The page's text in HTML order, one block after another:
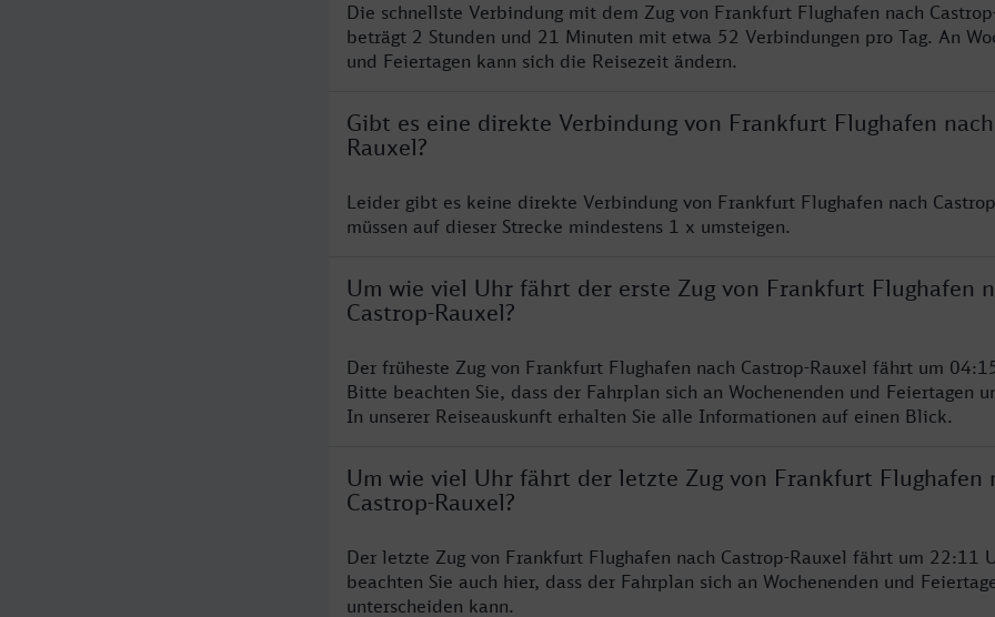
Die schnellste Verbindung mit dem Zug von Frankfurt Flughafen nach
beträgt 2 Stunden und 21 Minuten mit etwa 52 Verbindungen pro Tag. An
und Feiertagen kann sich die Reisezeit ändern.
Gibt es eine direkte Verbindung von Frankfurt Flughafen
Rauxel?
Leider gibt es keine direkte Verbindung von Frankfurt Flughafen nach
müssen auf dieser Strecke mindestens 1 x umsteigen.
Um wie viel Uhr fährt der erste Zug von Frankfurt Flughafen
Castrop-Rauxel?
Der früheste Zug von Frankfurt Flughafen nach Castrop-Rauxel fährt um
Bitte beachten Sie, dass der Fahrplan sich an Wochenenden und Feiertagen
In unserer Reiseauskunft erhalten Sie alle Informationen auf einen Blick.
Um wie viel Uhr fährt der letzte Zug von Frankfurt Flughafen
Castrop-Rauxel?
Der letzte Zug von Frankfurt Flughafen nach Castrop-Rauxel fährt um 22:11
beachten Sie auch hier, dass der Fahrplan sich an Wochenenden und
unterscheiden kann.